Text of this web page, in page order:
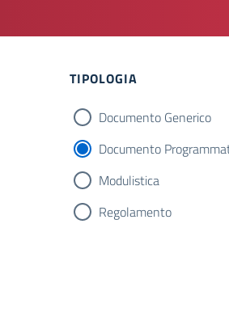
Filtri
TIPOLOGIA
Documento Generico
Documento
Modulistica
Regolamento